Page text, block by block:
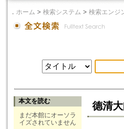
． ホーム > 検索システム > 検索エンジ
本文を読む
まだ本館にオーソラ
イズされていません
德清